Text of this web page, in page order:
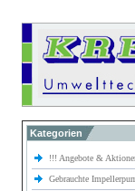
Kategorien
!!! Angebote &
Gebrauchte